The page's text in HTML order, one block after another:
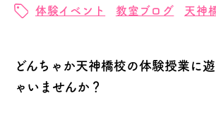
体験イベント 教室ブログ 天神
どんちゃか天神橋校の体験授業に
ゃいませんか？